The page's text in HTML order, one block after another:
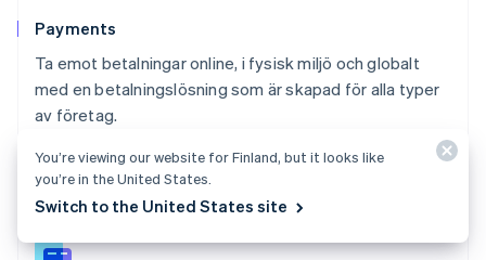
Payments
Ta emot betalningar online, i fysisk miljö och globalt
med en betalningslösning som är skapad för alla typer
av företag.
Titta närmare på Payments
English
DeutschFrançaisItalianoEnglish
Singapore
English简体中文
English
Slovenien
English Italiano
EspañolEnglish
You’re viewing our website for Finland, but it looks like
you’re in the United States.
Switch to the United States site